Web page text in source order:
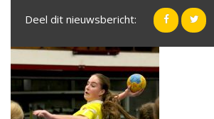
Deel dit nieuwsbericht: